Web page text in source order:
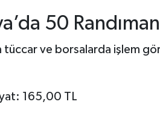
50 Randıman
tüccar ve borsalarda işlem
165,00 TL